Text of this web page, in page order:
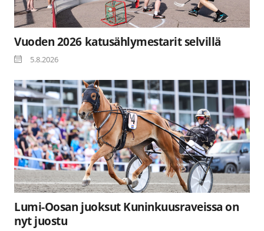
Vuoden 2026 katusählymestarit selvillä
5.8.2026
Lumi-Oosan juoksut Kuninkuusraveissa on
nyt juostu